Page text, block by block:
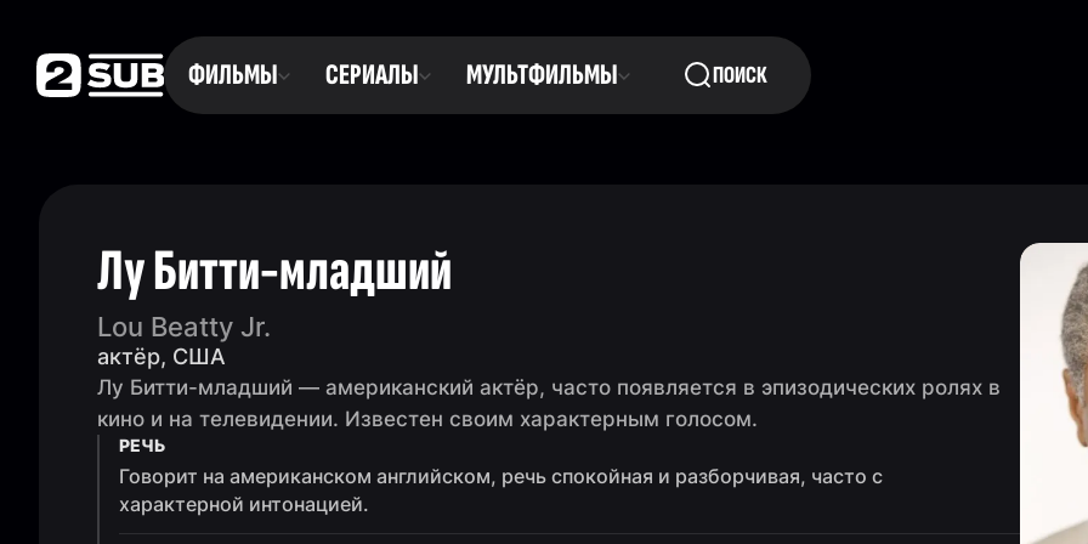
ФИЛЬМЫ СЕРИАЛЫ МУЛЬТФИЛЬМЫ ПОИСК
Лу Битти-младший
Lou Beatty Jr.
актёр, США
Лу Битти-младший — американский актёр, часто появляется в эпизодических ролях в
кино и на телевидении. Известен своим характерным голосом.
РЕЧЬ
Говорит на американском английском, речь спокойная и разборчивая, часто с
характерной интонацией.